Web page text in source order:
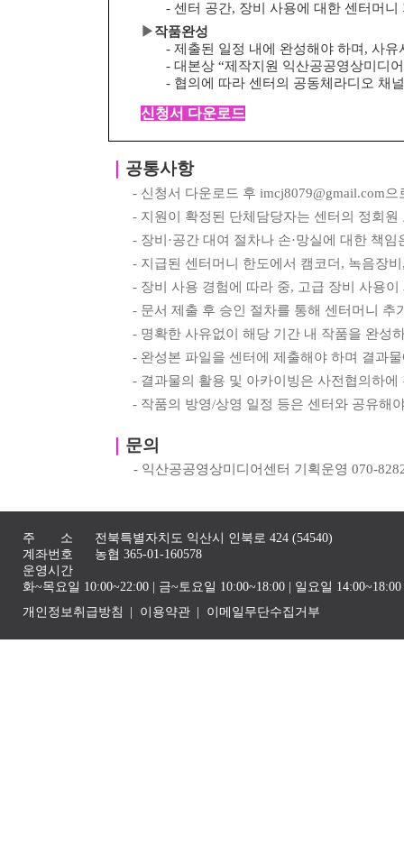
- 센터 공간, 장비 사용에 대한 센터머니
▶작품완성
- 제출된 일정 내에 완성해야 하며 , 사유
- 대본상 “제작지원 익산공공영상미디
- 협의에 따라 센터의 공동체라디오 채
신청서 다운로드
공통사항
- 신청서 다운로드 후 imcj8079@gmail.com으
- 지원이 확정된 단체담당자는 센터의 정회
- 장비 ·공간 대여 절차나 손·망실에 대한 책임
- 지급된 센터머니 한도에서 캠코더 , 녹음장비
- 장비 사용 경험에 따라 중, 고급 장비 사용
- 문서 제출 후 승인 절차를 통해 센터머니 추
- 명확한 사유없이 해당 기간 내 작품을 완성
- 완성본 파일을 센터에 제출해야 하며 결과
- 결과물의 활용 및 아카이빙은 사전협의하에
- 작품의 방영/상영 일정 등은 센터와 공유해
문의
- 익산공공영상미디어센터 기획운영 070-
주 소
전북특별자치도 익산시 인북로 424 (54540)
계좌번호
농협 365-01-160578
운영시간
화~목요일 10:00~22:00 | 금~토요일 10:00~18:00 | 일요일
개인정보취급방침
이용약관 이메일무단수집거부